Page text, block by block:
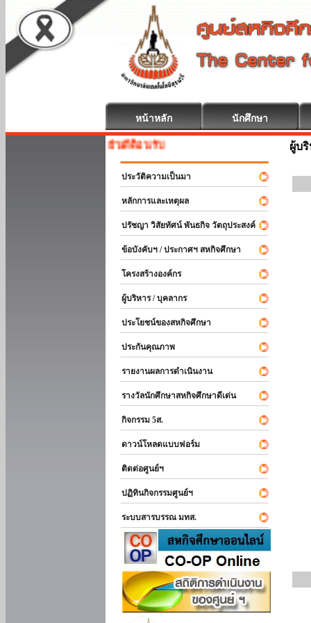
หน้าหลัก นักศึกษา
สหกิจศึกษา ยินดีต้อนรับ
ประวัติความเป็นมา
หลักการและเหตุผล
ปรัชญา วิสัยทัศน์ พันธกิจ วัตถุประสงค์
ข้อบังคับฯ / ประกาศฯ สหกิจศึกษา
โครงสร้างองค์กร
ผู้บริหาร / บุคลากร
ประโยชน์ของสหกิจศึกษา
ประกันคุณภาพ
รายงานผลการดำเนินงาน
รางวัลนักศึกษาสหกิจศึกษาดีเด่น
กิจกรรม 5ส.
ดาวน์โหลดแบบฟอร์ม
ติดต่อศูนย์ฯ
ปฏิทินกิจกรรมศูนย์ฯ
ระบบสารบรรณ มทส.
ผู้บ